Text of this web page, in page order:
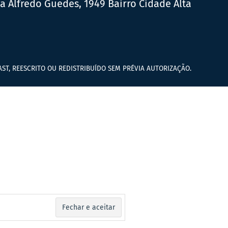
Alfredo Guedes, 1949 Bairro Cidade Alta
REESCRITO OU REDISTRIBUÍDO SEM PRÉVIA AUTORIZAÇÃO.